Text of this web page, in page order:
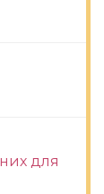
для